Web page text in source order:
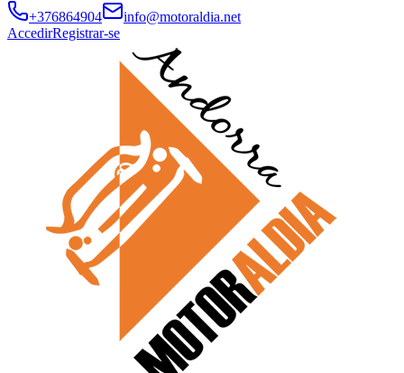
+376864904
info@motoraldia.net
AccedirRegistrar-se